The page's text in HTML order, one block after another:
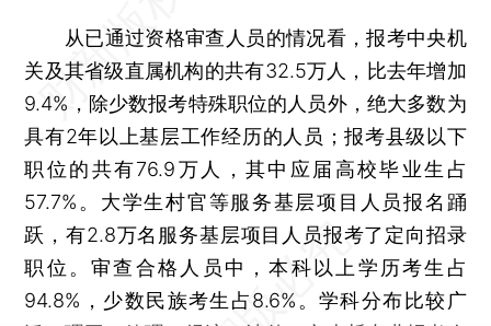
从已通过资格审查人员的情况看，报考中央机
关及其省级直属机构的共有32.5万人，比去年增加
9.4%，除少数报考特殊职位的人员外，绝大多数为
具有2年以上基层工作经历的人员；报考县级以下
职位的共有76.9万人，其中应届高校毕业生占
57.7%。大学生村官等服务基层项目人员报名踊
跃，有2.8万名服务基层项目人员报考了定向招录
职位。审查合格人员中，本科以上学历考生占
94.8%，少数民族考生占8.6%。学科分布比较广